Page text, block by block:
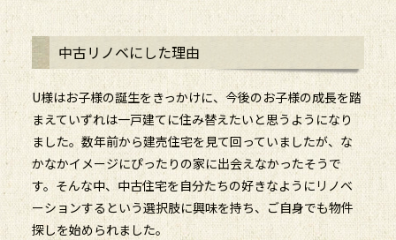
中古リノベにした理由
U様はお子様の誕生をきっかけに、今後のお子様の成長を踏
まえていずれは一戸建てに住み替えたいと思うようになり
ました。数年前から建売住宅を見て回っていましたが、な
かなかイメージにぴったりの家に出会えなかったそうで
す。そんな中、中古住宅を自分たちの好きなようにリノベ
ーションするという選択肢に興味を持ち、ご自身でも物件
探しを始められました。